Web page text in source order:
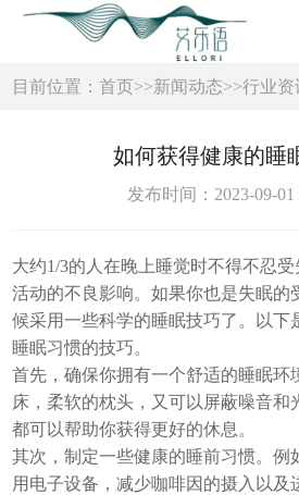
目前位置：首页>>新闻动态>>行业资
如何获得健康的睡
发布时间：2023-09-01
大约1/3的人在晚上睡觉时不得不忍
活动的不良影响。如果你也是失眠的
候采用一些科学的睡眠技巧了。以下
睡眠习惯的技巧。
首先，确保你拥有一个舒适的睡眠环
床，柔软的枕头，又可以屏蔽噪音和
都可以帮助你获得更好的休息。
其次，制定一些健康的睡前习惯。例
用电子设备，减少咖啡因的摄入以及